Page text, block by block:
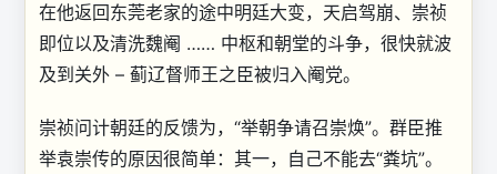
在他返回东莞老家的途中明廷大变，天启驾崩、崇祯
即位以及清洗魏阉 …… 中枢和朝堂的斗争，很快就波
及到关外 – 蓟辽督师王之臣被归入阉党。
崇祯问计朝廷的反馈为，“举朝争请召崇焕”。群臣推
举袁崇传的原因很简单：其一，自己不能去“粪坑”。